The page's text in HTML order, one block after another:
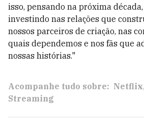
isso, pensando na próxima
investindo nas relações que
nossos parceiros de criação, nas
quais dependemos e nos fãs que
nossas histórias."
Acompanhe tudo sobre: Netflix
Streaming